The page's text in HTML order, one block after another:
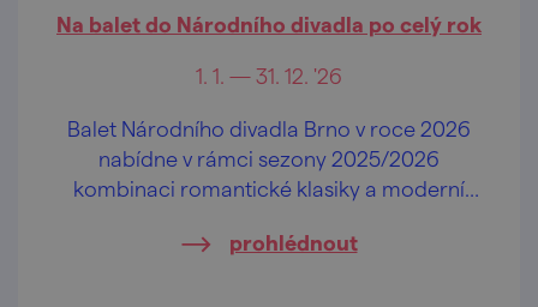
Na balet do Národního divadla po celý rok
1. 1. — 31. 12. '26
Balet Národního divadla Brno v roce 2026
nabídne v rámci sezony 2025/2026
kombinaci romantické klasiky a moderní
prohlédnout